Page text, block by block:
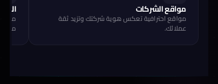
مواقع الشركات
مواقع احترافية تعكس هوية شركتك وتزيد ثقة
عملائك.